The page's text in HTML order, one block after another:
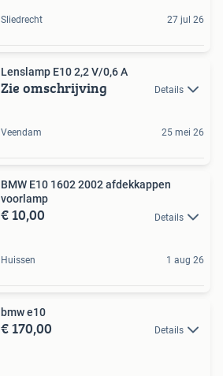
Sliedrecht 27 jul 26
Lenslamp E10 2,2 V/0,6 A
Zie omschrijving Details
Veendam 25 mei 26
BMW E10 1602 2002 afdekkappen
voorlamp
€ 10,00 Details
Huissen 1 aug 26
bmw e10
€ 170,00 Details